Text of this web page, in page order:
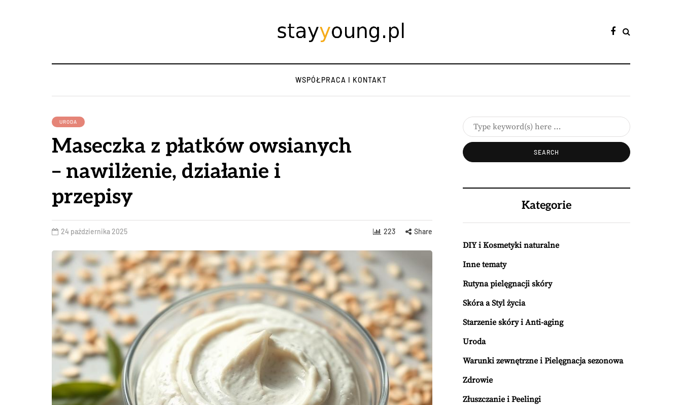
WSPÓŁPRACA I KONTAKT
URODA
Maseczka z płatków owsianych
– nawilżenie, działanie i
przepisy
24 października 2025 223 Share
Kategorie
DIY i Kosmetyki naturalne
Inne tematy
Rutyna pielęgnacji skóry
Skóra a Styl życia
Starzenie skóry i Anti-aging
Uroda
Warunki zewnętrzne i Pielęgnacja sezonowa
Zdrowie
Złuszczanie i Peelingi